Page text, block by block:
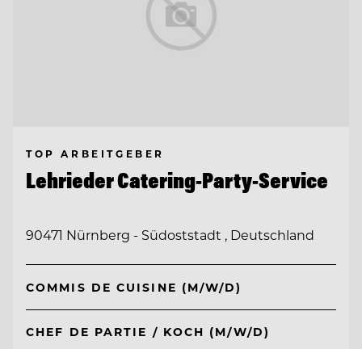
TOP ARBEITGEBER
Lehrieder Catering-Party-Service
90471 Nürnberg - Südoststadt , Deutschland
COMMIS DE CUISINE (M/W/D)
CHEF DE PARTIE / KOCH (M/W/D)